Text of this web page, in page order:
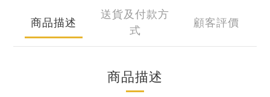
商品描述
送貨及付款方
式
顧客評價
商品描述